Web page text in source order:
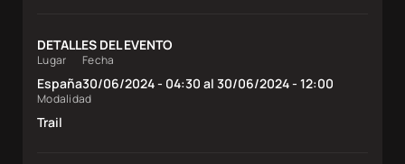
DETALLES DEL EVENTO
Lugar
España
Fecha
30/06/2024 - 04:30 al 30/06/2024 - 12:00
Modalidad
Trail